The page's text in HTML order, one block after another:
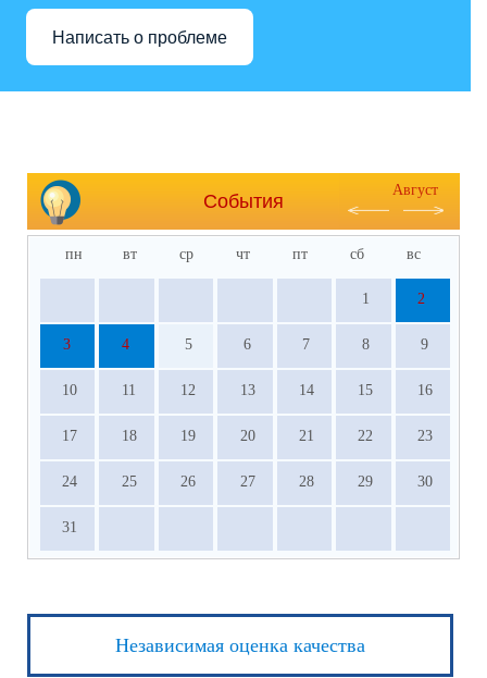
Написать о проблеме
События
Август
пн вт ср чт пт сб вс
1 2
3 4 5 6 7 8 9
10 11 12 13 14 15 16
17 18 19 20 21 22 23
24 25 26 27 28 29 30
31
Независимая оценка качества